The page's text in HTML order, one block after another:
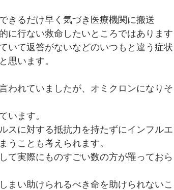
きるだけ早く気づき医療機関に搬送
に行ない救命したいところではあります
いて返答がないなどのいつもと違う症状
思います。
われていましたが、オミクロンになりそ
います。
スに対する抵抗力を持たずにインフルエ
うことも考えられます。
て実際にものすごい数の方が罹っておら
まい助けられるべき命を助けられないこ